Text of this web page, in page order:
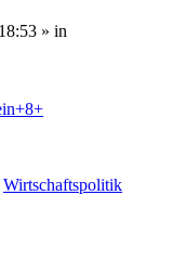
» in
Wirtschaftspolitik